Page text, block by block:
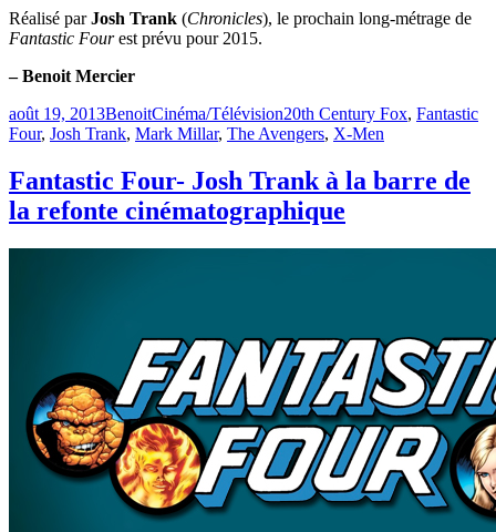
Réalisé parJosh Trank (Chronicles), le prochain long-métrage de
Fantastic Fourest prévu pour 2015.
– Benoit Mercier
Publié
le
août 19, 2013BenoitCatégories
Cinéma/TélévisionÉtiquettes
20th Century Fox, Fantastic
Four, Josh Trank, Mark Millar, The Avengers, X-Men
Fantastic Four- Josh Trank à la barre de
la refonte cinématographique